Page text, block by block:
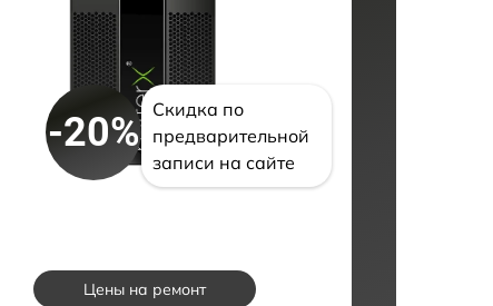
-20%
Скидка по
предварительной
записи на сайте
Цены на ремонт